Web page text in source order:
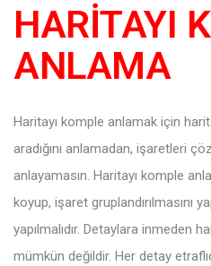
HARİTAYI
ANLAMA
Haritayı komple anlamak için
aradığını anlamadan, işaretleri
anlayamasın. Haritayı komple
koyup, işaret gruplandırılmasını
yapılmalıdır. Detaylara inmeden
mümkün değildir. Her detay